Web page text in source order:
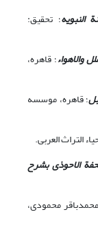
النبویه؛ تحقیق:
والاهواء؛ قاهره،
؛ قاهره، موسسه
التراث العربی.
الاحوذی بشرح
محمودی،